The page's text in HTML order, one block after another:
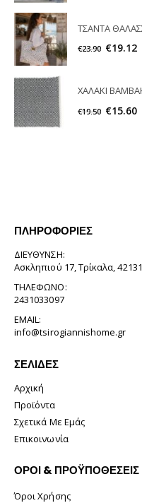
€23.90 €19.12
€19.50 €15.60
ΠΛΗΡΟΦΟΡΊΕΣ
ΔΙΕΎΘΥΝΣΗ:
Ασκληπιού 17, Τρίκαλα, 42131
ΤΗΛΈΦΩΝΟ:
2431033097
EMAIL:
info@tsirogiannishome.gr
ΣΕΛΊΔΕΣ
Αρχική
Προϊόντα
Σχετικά Με Εμάς
Επικοινωνία
ΟΡΟΙ & ΠΡΟΫΠΟΘΕΣΕΙΣ
Όροι Χρήσης